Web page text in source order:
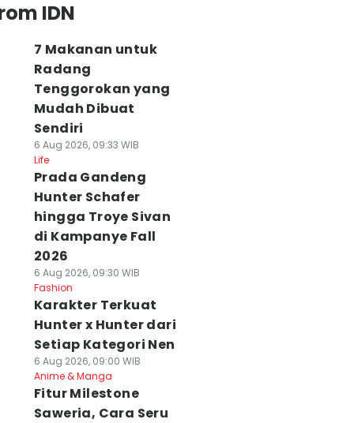
IDN
7 Makanan untuk
Radang
Tenggorokan yang
Mudah Dibuat
Sendiri
6 Aug 2026, 09:33 WIB
Life
Prada Gandeng
Hunter Schafer
hingga Troye Sivan
di Kampanye Fall
2026
6 Aug 2026, 09:30 WIB
Fashion
Karakter Terkuat
Hunter x Hunter dari
Setiap Kategori Nen
6 Aug 2026, 09:00 WIB
Anime & Manga
Fitur Milestone
Saweria, Cara Seru